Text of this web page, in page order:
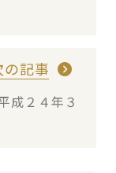
の記事
成２４年３